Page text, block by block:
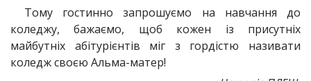
Тому гостинно запрошуємо на навчання до
коледжу, бажаємо, щоб кожен із присутніх
майбутніх абітурієнтів міг з гордістю називати
коледж своєю Альма-матер!